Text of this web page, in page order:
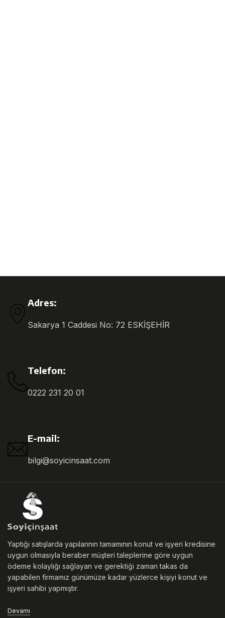
Adres:
Sakarya 1 Caddesi No: 72 ESKİŞEHİR
Telefon:
0222 231 20 01
E-mail:
bilgi@soyicinsaat.com
Yaptığı satışlarda yapılarının tamamının konut ve işyeri kredisine
uygun olmasıyla beraber müşteri taleplerine göre uygun
ödeme kolaylığı sağlayan ve gerektiği zaman takas da
yapabilen firmamız günümüze kadar yüzlerce kişiyi konut ve
işyeri sahibi yapmıştır.
Devamı